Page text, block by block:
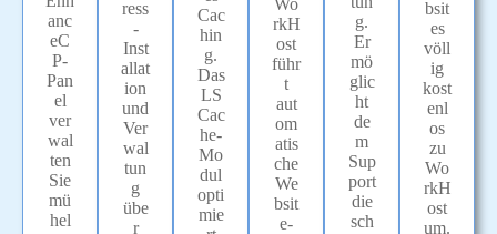
anc
eC
P-
Pan
el
ver
wal
ten
Sie
mü
hel
ress
-
Inst
allat
ion
und
Ver
wal
tun
g
übe
r
Cac
hin
g.
Das
LS
Cac
he-
Mo
dul
opti
mie
Wo
rkH
ost
führ
t
aut
om
atis
che
We
bsit
e-
g.
Er
mö
glic
ht
de
m
Sup
port
die
sch
bsit
es
völl
ig
kost
enl
os
zu
Wo
rkH
ost
um.